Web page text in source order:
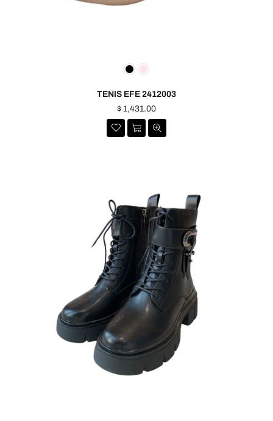
TENIS EFE 2412003
Precio
habitual
$ 1,431.00